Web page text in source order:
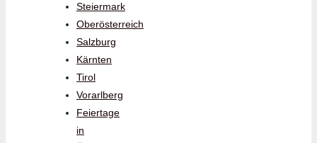
Steiermark
Oberösterreich
Salzburg
Kärnten
Tirol
Vorarlberg
Feiertage
in